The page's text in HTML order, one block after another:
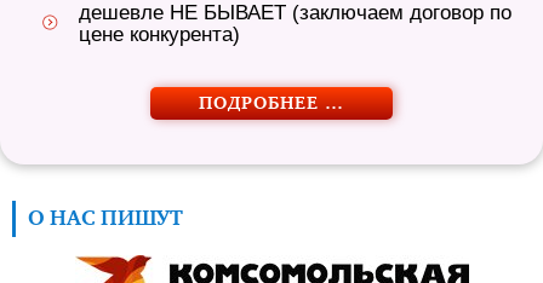
дешевле НЕ БЫВАЕТ (заключаем договор по
цене конкурента)
ПОДРОБНЕЕ …
О НАС ПИШУТ